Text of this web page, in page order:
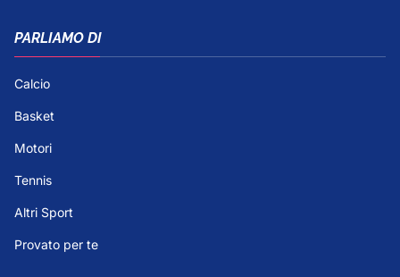
PARLIAMO DI
Calcio
Basket
Motori
Tennis
Altri Sport
Provato per te